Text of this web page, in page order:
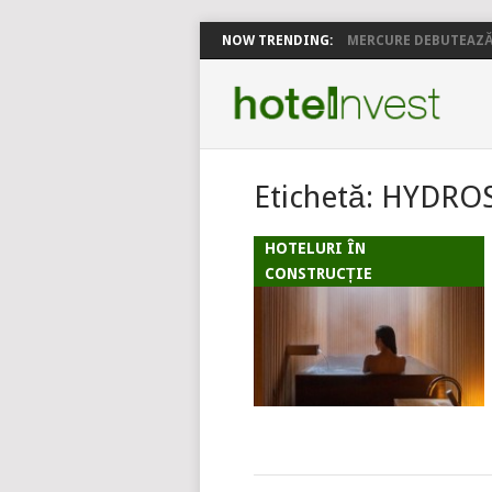
NOW TRENDING: MERCURE
Etichetă:
HOTELURI ÎN
CONSTRUCȚIE